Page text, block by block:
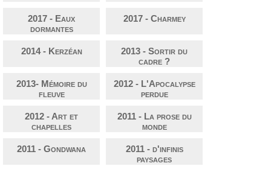
2017 - Eaux
dormantes
2017 - Charmey
2014 - Kerzéan
2013 - Sortir du
cadre ?
2013- Mémoire du
fleuve
2012 - L'Apocalypse
perdue
2012 - Art et
chapelles
2011 - La prose du
monde
2011 - Gondwana
2011 - d'infinis
paysages